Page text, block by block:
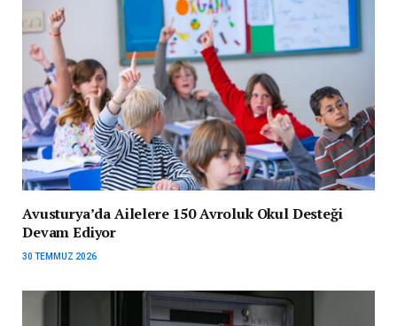
Avusturya’da Ailelere 150 Avroluk Okul Desteği
Devam Ediyor
30 TEMMUZ 2026